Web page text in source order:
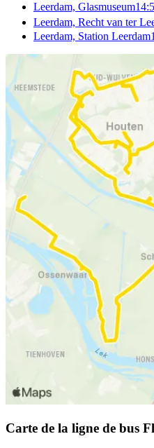
Leerdam, Glasmuseum
Leerdam, Recht van ter
Leerdam, Station Leerdam
Carte de la ligne de bus